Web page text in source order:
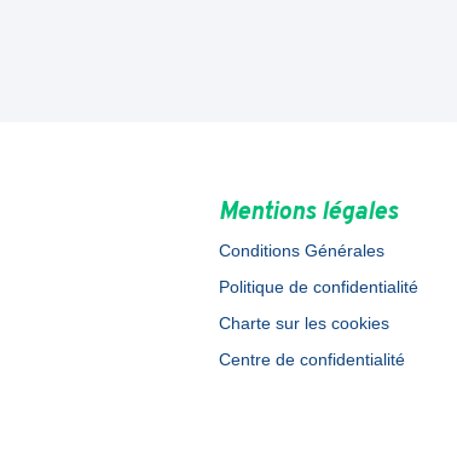
Mentions légales
Conditions Générales
Politique de confidentialité
Charte sur les cookies
Centre de confidentialité